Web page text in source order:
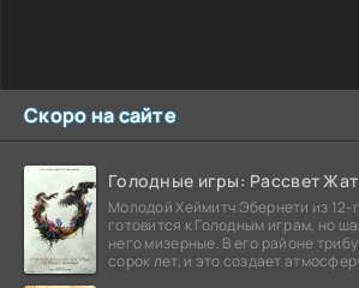
Скоро на сайте
Голодные игры: Рассвет
Молодой Хеймитч Эбернети из 12-
готовится к Голодным играм, но
него мизерные. В его районе
сорок лет, и это создает